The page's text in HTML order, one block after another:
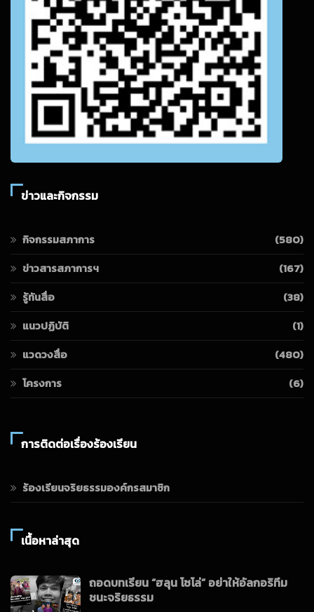
ข่าวและกิจกรรม
กิจกรรมสภาการ
(580)
ข่าวสารสภาการฯ
(167)
รู้ทันสื่อ
(38)
แนวปฏิบัติ
(1)
แวดวงสื่อ
(480)
โครงการ
(6)
การติดต่อเรื่องร้องเรียน
ร้องเรียนจริยธรรมองค์กรสมาชิก
เนื้อหาล่าสุด
ถอดบทเรียน “ฮลุน โซโล่” อย่าให้อัลกอริทึม
ชนะจริยธรรม